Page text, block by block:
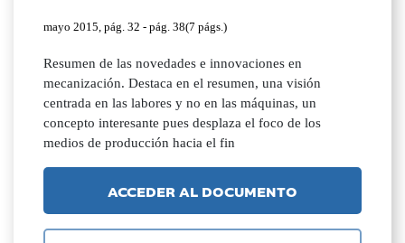
mayo 2015, pág. 32 - pág. 38(7 págs.)
Resumen de las novedades e innovaciones en
mecanización. Destaca en el resumen, una visión
centrada en las labores y no en las máquinas, un
concepto interesante pues desplaza el foco de los
medios de producción hacia el fin
ACCEDER AL DOCUMENTO